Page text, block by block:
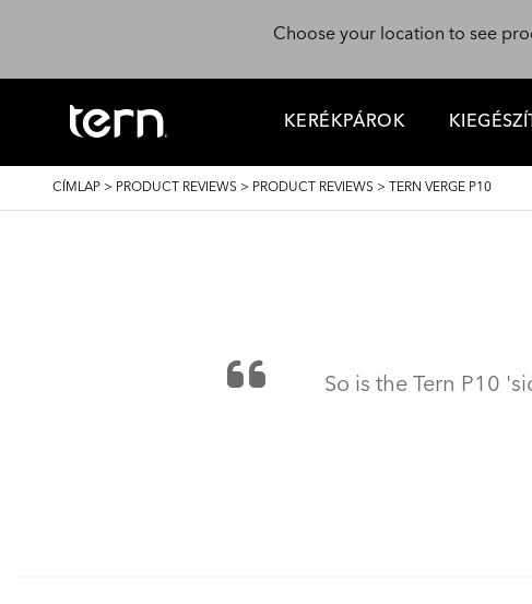
Choose your location to see
KERÉKPÁROK
MORZSA
CÍMLAP > PRODUCT REVIEWS > PRODUCT REVIEWS > TERN VERGE P10
So is the Tern P10